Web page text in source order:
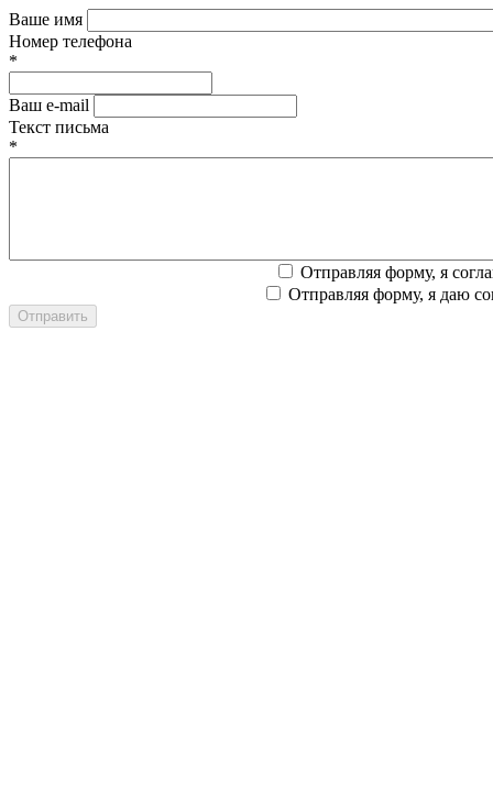
Ваше имя
Номер телефона
*
Ваш e-mail
Текст письма
*
Отправляя форму, я
Отправляя форму, я даю